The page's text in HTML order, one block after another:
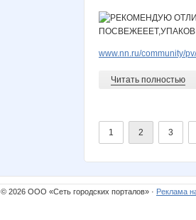
www.nn.ru/community/
Читать полностью
1 2 3
© 2026 ООО «Сеть городских порталов» · Реклама